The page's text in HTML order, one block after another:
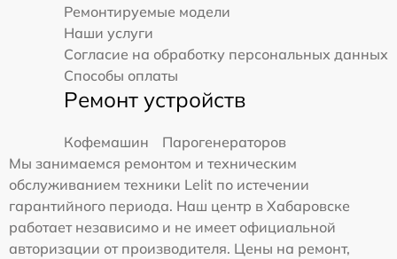
Ремонтируемые модели
Наши услуги
Согласие на обработку персональных данных
Способы оплаты
Ремонт устройств
Кофемашин
Парогенераторов
Мы занимаемся ремонтом и техническим
обслуживанием техники Lelit по истечении
гарантийного периода. Наш центр в Хабаровске
работает независимо и не имеет официальной
авторизации от производителя. Цены на ремонт,